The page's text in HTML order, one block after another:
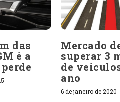
das
é a
Mercado
superar 3
de
ano
6 de janeiro de 2020